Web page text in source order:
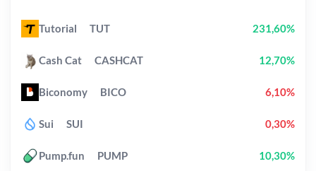
Tutorial TUT 231,60%
Cash Cat CASHCAT 12,70%
Biconomy BICO 6,10%
Sui SUI 0,30%
Pump.fun PUMP 10,30%